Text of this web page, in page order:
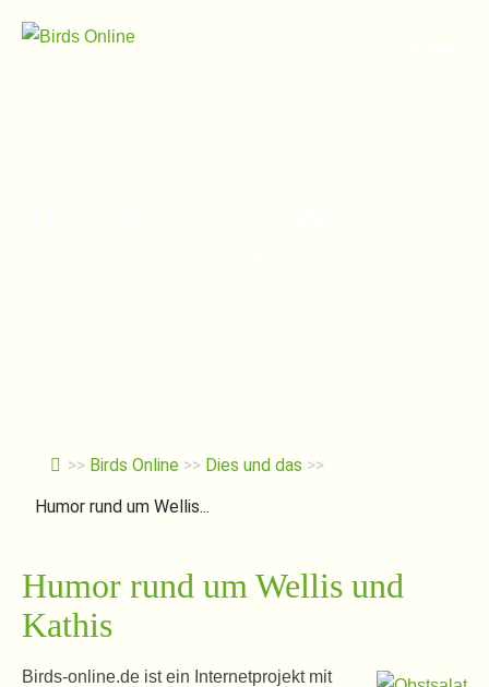
zum
>> Birds Online >> Dies und das >>
Humor rund um Wellis...
Humor rund um Wellis und
Kathis
Birds-online.de ist ein Internetprojekt mit